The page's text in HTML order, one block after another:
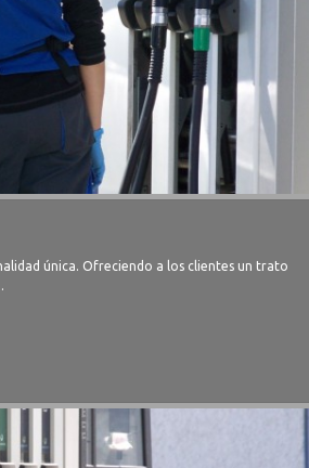
única. Ofreciendo a los clientes un trato